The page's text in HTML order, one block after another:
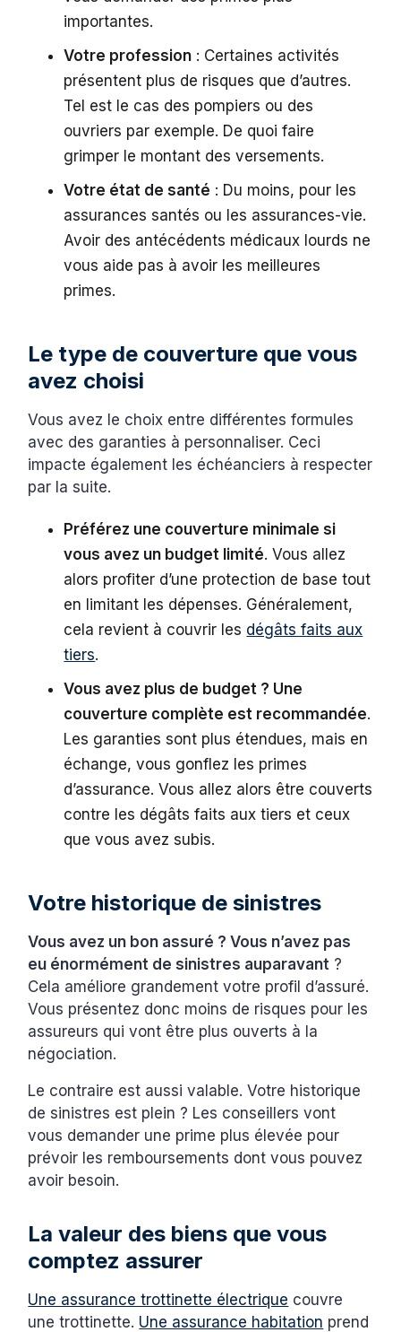
importantes.
Votre profession : Certaines activités
présentent plus de risques que d’autres.
Tel est le cas des pompiers ou des
ouvriers par exemple. De quoi faire
grimper le montant des versements.
Votre état de santé : Du moins, pour les
assurances santés ou les assurances-vie.
Avoir des antécédents médicaux lourds ne
vous aide pas à avoir les meilleures
primes.
Le type de couverture que vous
avez choisi
Vous avez le choix entre différentes formules
avec des garanties à personnaliser. Ceci
impacte également les échéanciers à respecter
par la suite.
Préférez une couverture minimale si
vous avez un budget limité. Vous allez
alors profiter d’une protection de base tout
en limitant les dépenses. Généralement,
cela revient à couvrir les dégâts faits aux
tiers.
Vous avez plus de budget ? Une
couverture complète est recommandée.
Les garanties sont plus étendues, mais en
échange, vous gonflez les primes
d’assurance. Vous allez alors être couverts
contre les dégâts faits aux tiers et ceux
que vous avez subis.
Votre historique de sinistres
Vous avez un bon assuré ? Vous n’avez pas
eu énormément de sinistres auparavant ?
Cela améliore grandement votre profil d’assuré.
Vous présentez donc moins de risques pour les
assureurs qui vont être plus ouverts à la
négociation.
Le contraire est aussi valable. Votre historique
de sinistres est plein ? Les conseillers vont
vous demander une prime plus élevée pour
prévoir les remboursements dont vous pouvez
avoir besoin.
La valeur des biens que vous
comptez assurer
Une assurance trottinette électrique couvre
une trottinette. Une assurance habitation prend